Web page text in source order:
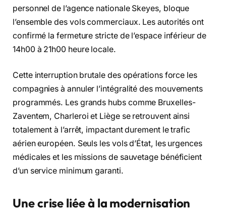
personnel de l’agence nationale Skeyes, bloque
l’ensemble des vols commerciaux. Les autorités ont
confirmé la fermeture stricte de l’espace inférieur de
14h00 à 21h00 heure locale.
Cette interruption brutale des opérations force les
compagnies à annuler l’intégralité des mouvements
programmés. Les grands hubs comme Bruxelles-
Zaventem, Charleroi et Liège se retrouvent ainsi
totalement à l’arrêt, impactant durement le trafic
aérien européen. Seuls les vols d’État, les urgences
médicales et les missions de sauvetage bénéficient
d’un service minimum garanti.
Une crise liée à la modernisation